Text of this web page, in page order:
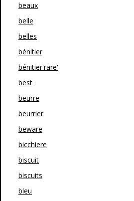
beaux
belle
belles
bénitier
bénitier'rare'
best
beurre
beurrier
beware
bicchiere
biscuit
biscuits
bleu